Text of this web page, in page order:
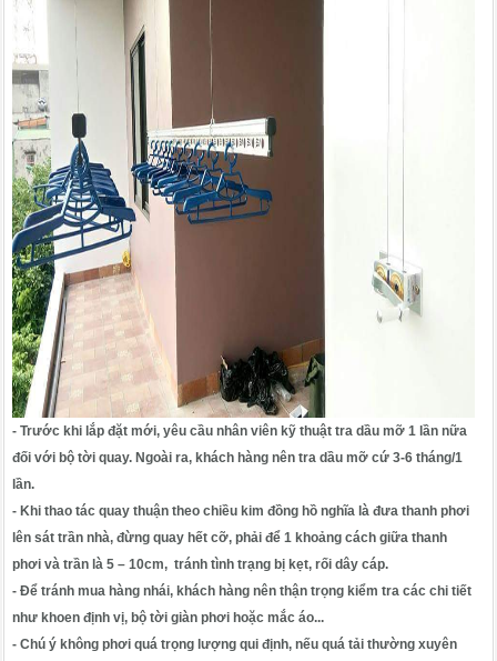
- Trước khi lắp đặt mới, yêu cầu nhân viên kỹ thuật tra dầu mỡ 1 lần nữa
đối với bộ tời quay. Ngoài ra, khách hàng nên tra dầu mỡ cứ 3-6 tháng/1
lần.
- Khi thao tác quay thuận theo chiều kim đồng hồ nghĩa là đưa thanh phơi
lên sát trần nhà, đừng quay hết cỡ, phải để 1 khoảng cách giữa thanh
phơi và trần là 5 – 10cm, tránh tình trạng bị kẹt, rối dây cáp.
- Để tránh mua hàng nhái, khách hàng nên thận trọng kiểm tra các chi tiết
như khoen định vị, bộ tời giàn phơi hoặc mắc áo...
- Chú ý không phơi quá trọng lượng qui định, nếu quá tải thường xuyên